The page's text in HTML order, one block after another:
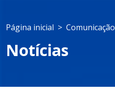
Página inicial Comunicação
Notícias